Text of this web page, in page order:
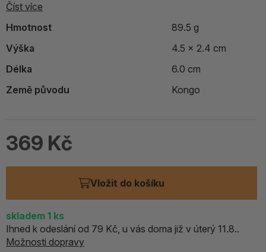
Číst více
Hmotnost
89.5 g
Výška
4.5 x 2.4 cm
Délka
6.0 cm
Země původu
Kongo
369 Kč
Vložit do košíku
skladem 1 ks
Ihned k odeslání od 79 Kč, u vás doma již v úterý 11.8..
Možnosti dopravy